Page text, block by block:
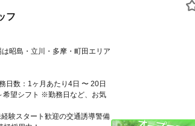
フ
昭島・立川・多摩・町田エリア
日数：1ヶ月あたり4日 〜 20日
希望シフト ※勤務日など、お気
験スタート歓迎の交通誘導警備